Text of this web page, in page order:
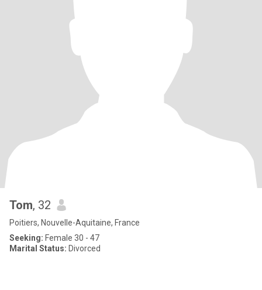
Tom, 32
Poitiers, Nouvelle-Aquitaine, France
Seeking: Female 30 - 47
Marital Status: Divorced